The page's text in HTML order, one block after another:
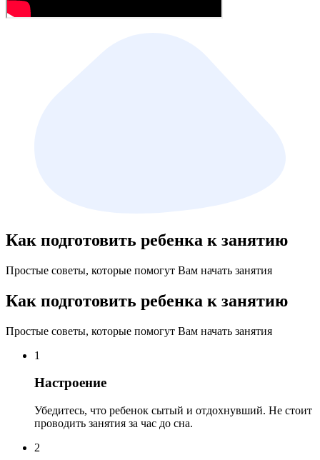
Как подготовить ребенка к занятию
Простые советы, которые помогут Вам начать занятия
Как подготовить ребенка к занятию
Простые советы, которые помогут Вам начать занятия
1
Настроение
Убедитесь, что ребенок сытый и отдохнувший. Не стоит
проводить занятия за час до сна.
2